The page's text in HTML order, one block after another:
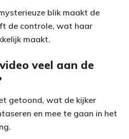
blik maakt de
de controle, wat haar
maakt.
veel aan de
getoond, wat de kijker
en mee te gaan in het